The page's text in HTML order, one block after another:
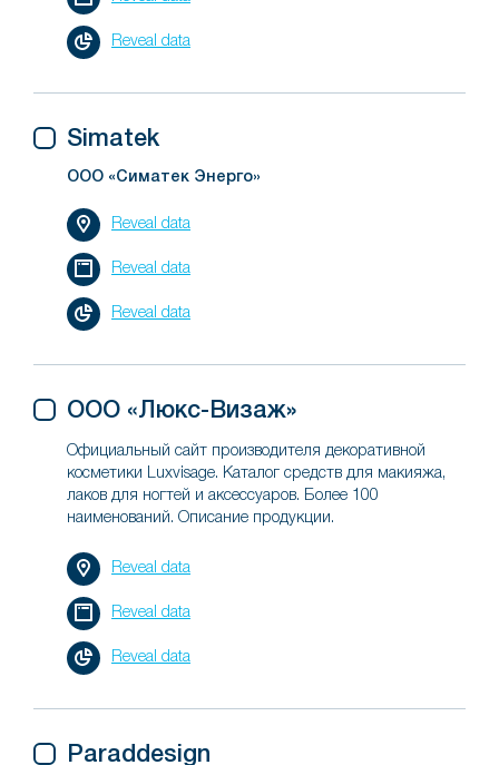
Reveal data
Simatek
ООО «Симатек Энерго»
Reveal data
Reveal data
Reveal data
ООО «Люкс-Визаж»
Официальный сайт производителя декоративной
косметики Luxvisage. Каталог средств для макияжа,
лаков для ногтей и аксессуаров. Более 100
наименований. Описание продукции.
Reveal data
Reveal data
Reveal data
Paraddesign